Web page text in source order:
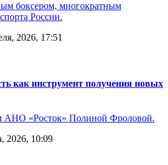
боксером, многократным
России.
2026, 17:51
как инструмент получения новых
АНО «Росток» Полиной Фроловой.
2026, 10:09